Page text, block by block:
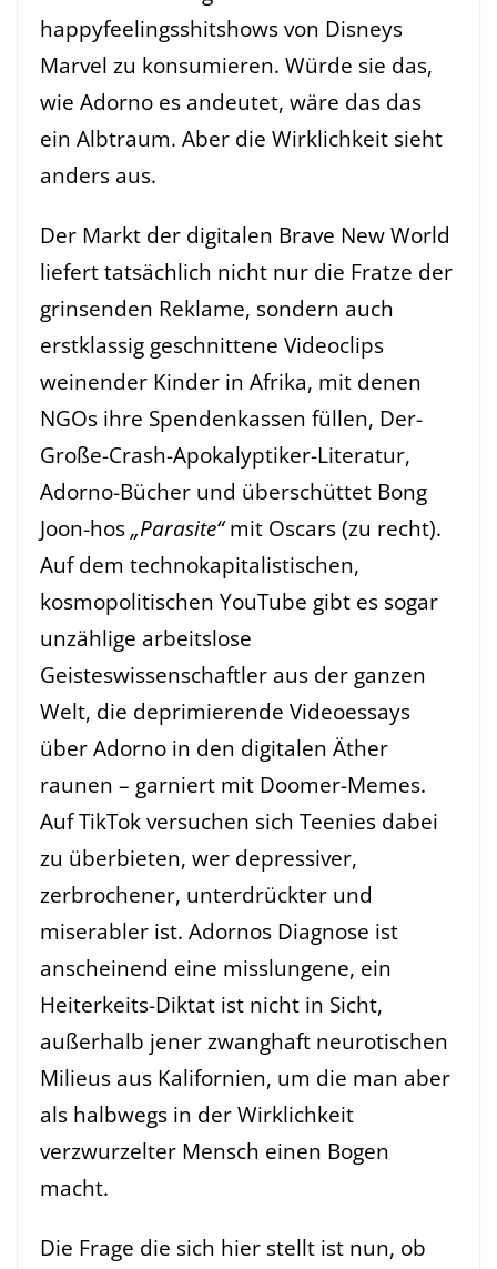
happyfeelingsshitshows von Disneys
Marvel zu konsumieren. Würde sie das,
wie Adorno es andeutet, wäre das das
ein Albtraum. Aber die Wirklichkeit sieht
anders aus.
Der Markt der digitalen Brave New World
liefert tatsächlich nicht nur die Fratze der
grinsenden Reklame, sondern auch
erstklassig geschnittene Videoclips
weinender Kinder in Afrika, mit denen
NGOs ihre Spendenkassen füllen, Der-
Große-Crash-Apokalyptiker-Literatur,
Adorno-Bücher und überschüttet Bong
Joon-hos „Parasite“mit Oscars (zu recht).
Auf dem technokapitalistischen,
kosmopolitischen YouTube gibt es sogar
unzählige arbeitslose
Geisteswissenschaftler aus der ganzen
Welt, die deprimierende Videoessays
über Adorno in den digitalen Äther
raunen – garniert mit Doomer-Memes.
Auf TikTok versuchen sich Teenies dabei
zu überbieten, wer depressiver,
zerbrochener, unterdrückter und
miserabler ist. Adornos Diagnose ist
anscheinend eine misslungene, ein
Heiterkeits-Diktat ist nicht in Sicht,
außerhalb jener zwanghaft neurotischen
Milieus aus Kalifornien, um die man aber
als halbwegs in der Wirklichkeit
verzwurzelter Mensch einen Bogen
macht.
Die Frage die sich hier stellt ist nun, ob